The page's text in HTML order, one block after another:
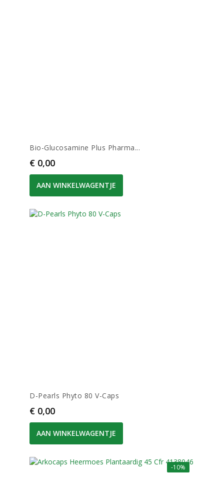
Bio-Glucosamine Plus Pharma...
Prijs
€ 0,00
AAN WINKELWAGENTJE
D-Pearls Phyto 80 V-Caps
Prijs
€ 0,00
AAN WINKELWAGENTJE
-10%